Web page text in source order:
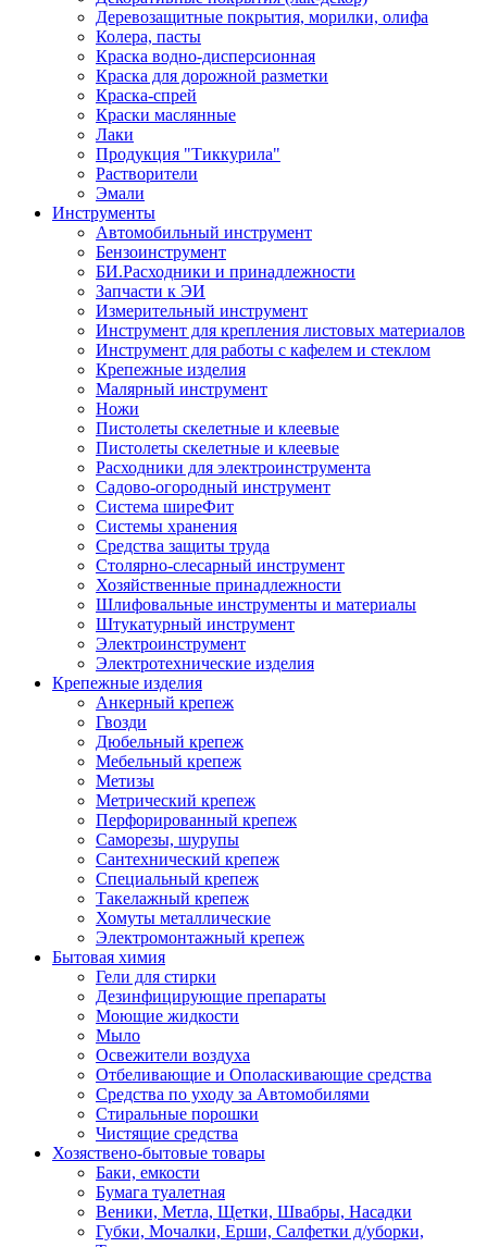
Деревозащитные покрытия, морилки, олифа
Колера, пасты
Краска водно-дисперсионная
Краска для дорожной разметки
Краска-спрей
Краски маслянные
Лаки
Продукция "Тиккурила"
Растворители
Эмали
Инструменты
Автомобильный инструмент
Бензоинструмент
БИ.Расходники и принадлежности
Запчасти к ЭИ
Измерительный инструмент
Инструмент для крепления листовых материалов
Инструмент для работы с кафелем и стеклом
Крепежные изделия
Малярный инструмент
Ножи
Пистолеты скелетные и клеевые
Пистолеты скелетные и клеевые
Расходники для электроинструмента
Садово-огородный инструмент
Система ширеФит
Системы хранения
Средства защиты труда
Столярно-слесарный инструмент
Хозяйственные принадлежности
Шлифовальные инструменты и материалы
Штукатурный инструмент
Электроинструмент
Электротехнические изделия
Крепежные изделия
Анкерный крепеж
Гвозди
Дюбельный крепеж
Мебельный крепеж
Метизы
Метрический крепеж
Перфорированный крепеж
Саморезы, шурупы
Сантехнический крепеж
Специальный крепеж
Такелажный крепеж
Хомуты металлические
Электромонтажный крепеж
Бытовая химия
Гели для стирки
Дезинфицирующие препараты
Моющие жидкости
Мыло
Освежители воздуха
Отбеливающие и Ополаскивающие средства
Средства по уходу за Автомобилями
Стиральные порошки
Чистящие средства
Хозяствено-бытовые товары
Баки, емкости
Бумага туалетная
Веники, Метла, Щетки, Швабры, Насадки
Губки, Мочалки, Ерши, Салфетки д/уборки,